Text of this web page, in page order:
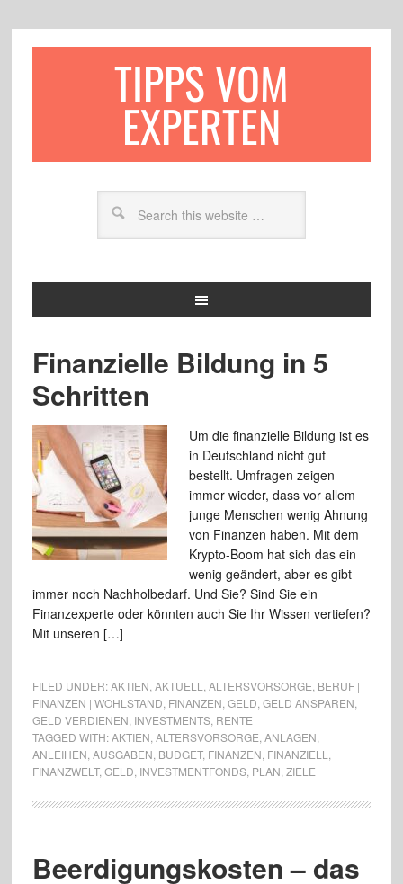
TIPPS VOM
EXPERTEN
Finanzielle Bildung in 5
Schritten
Um die finanzielle Bildung ist es
in Deutschland nicht gut
bestellt. Umfragen zeigen
immer wieder, dass vor allem
junge Menschen wenig Ahnung
von Finanzen haben. Mit dem
Krypto-Boom hat sich das ein
wenig geändert, aber es gibt
immer noch Nachholbedarf. Und Sie? Sind Sie ein
Finanzexperte oder könnten auch Sie Ihr Wissen vertiefen?
Mit unseren […]
FILED UNDER:AKTIEN AKTUELL ALTERSVORSORGE BERUF |
FINANZEN | WOHLSTAND FINANZEN GELD GELD ANSPAREN
GELD VERDIENEN INVESTMENTS, RENTE
TAGGED WITH:AKTIEN ALTERSVORSORGE ANLAGEN
ANLEIHEN AUSGABEN BUDGET, FINANZEN FINANZIELL
FINANZWELT, GELD INVESTMENTFONDS, PLAN ZIELE
Beerdigungskosten – das